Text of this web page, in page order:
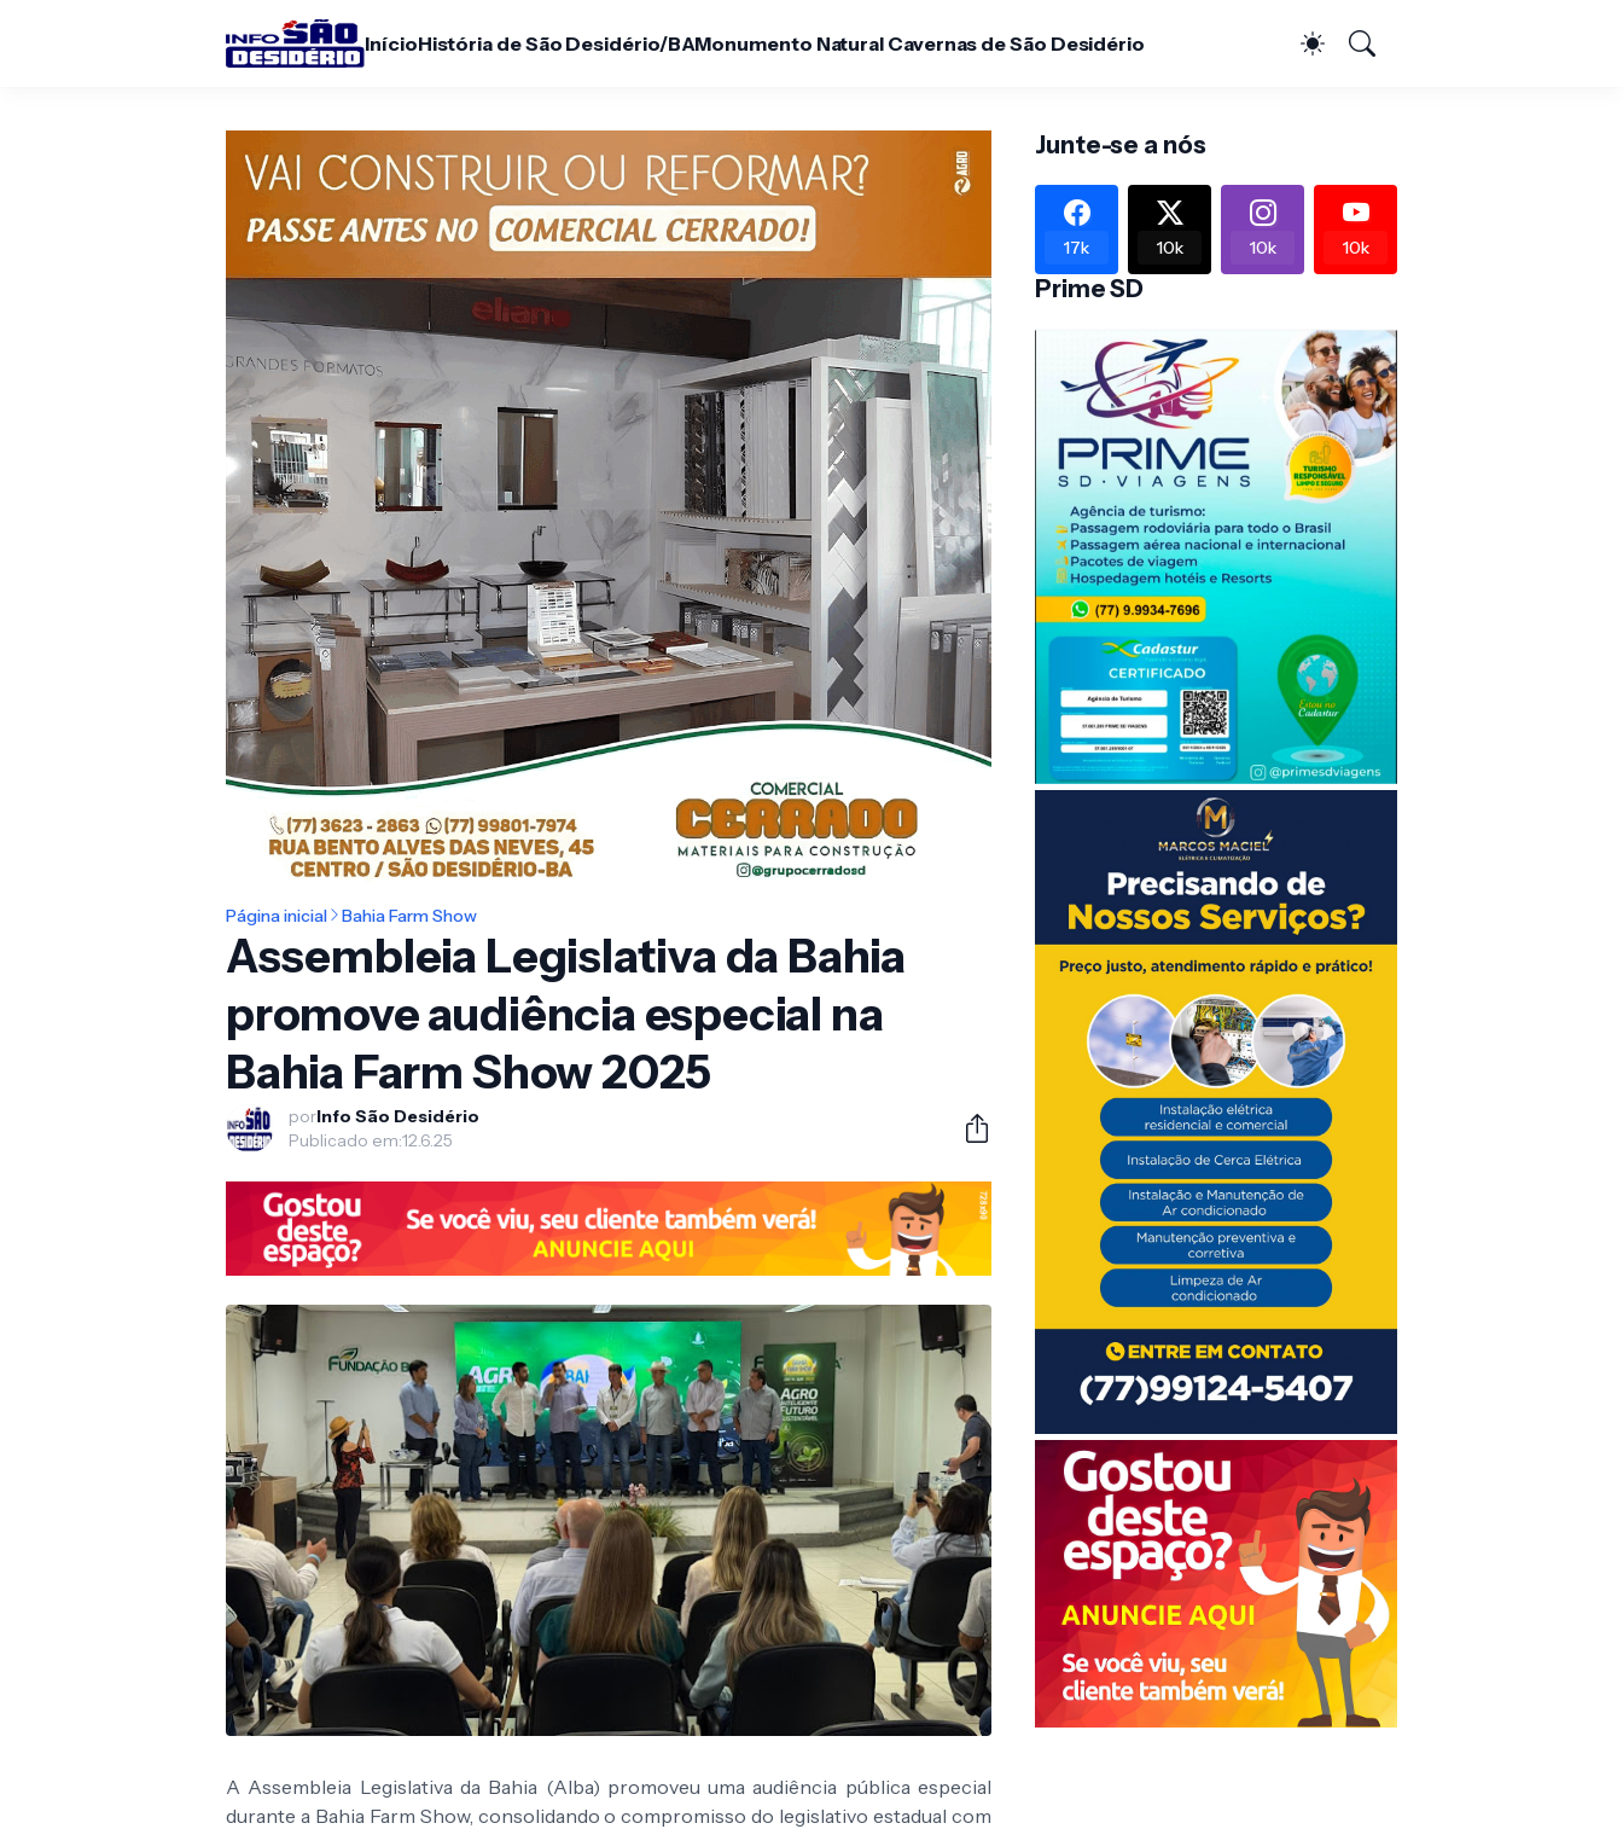
InícioHistória de São Desidério/BAMonumento Natural Cavernas de São Desidério
Página inicial Bahia Farm Show
Assembleia Legislativa da Bahia
promove audiência especial na
Bahia Farm Show 2025
porInfo São Desidério
Publicado em:12.6.25
A Assembleia Legislativa da Bahia (Alba) promoveu uma audiência pública especial
durante a Bahia Farm Show, consolidando o compromisso do legislativo estadual com
Junte-se a nós
17k 10k 10k 10k
Prime SD